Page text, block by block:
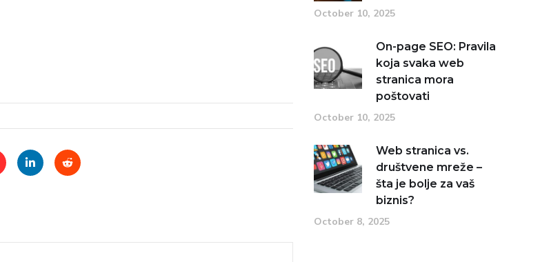
October 10, 2025
On-page SEO: Pravila
koja svaka web
stranica mora
poštovati
October 10, 2025
Web stranica vs.
društvene mreže –
šta je bolje za vaš
biznis?
October 8, 2025